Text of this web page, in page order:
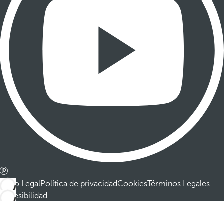
Aviso LegalPolítica de privacidadCookiesTérminos Legales
Accesibilidad